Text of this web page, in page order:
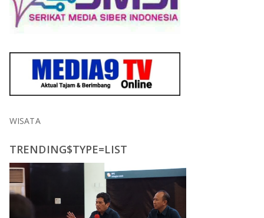
WISATA
TRENDING$TYPE=LIST